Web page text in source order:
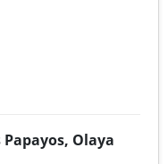
Papayos, Olaya